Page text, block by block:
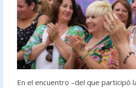
En el encuentro –del que participó